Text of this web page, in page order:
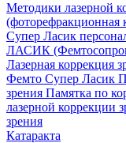
Методики лазерной
(фоторефракционная
Супер Ласик
ЛАСИК
Лазерная коррекция
Фемто Супер Ласик
зрения Памятка по
лазерной коррекции
зрения
Катаракта